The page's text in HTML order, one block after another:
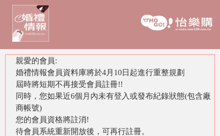
親愛的會員:
婚禮情報會員資料庫將於4月10日起進行重整規劃
屆時將短期不再接受會員註冊!!
同時，您如果近6個月內未有登入或發布紀錄狀態(包含廠
商帳號)
您的會員資格將註消!
待會員系統重新開放後，可再行註冊。